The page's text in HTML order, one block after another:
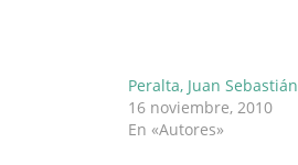
Peralta, Juan Sebastián
16 noviembre, 2010
En «Autores»